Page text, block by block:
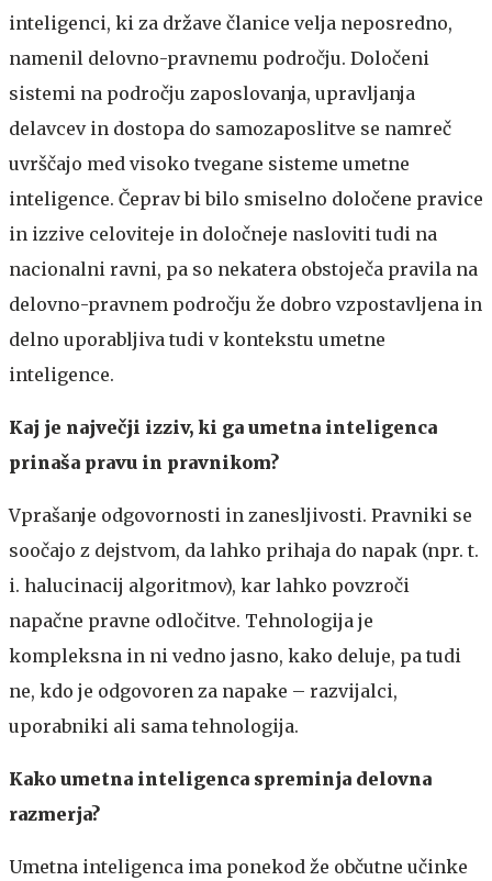
inteligenci, ki za države članice velja neposredno,
namenil delovno-pravnemu področju. Določeni
sistemi na področju zaposlovanja, upravljanja
delavcev in dostopa do samozaposlitve se namreč
uvrščajo med visoko tvegane sisteme umetne
inteligence. Čeprav bi bilo smiselno določene pravice
in izzive celoviteje in določneje nasloviti tudi na
nacionalni ravni, pa so nekatera obstoječa pravila na
delovno-pravnem področju že dobro vzpostavljena in
delno uporabljiva tudi v kontekstu umetne
inteligence.
Kaj je največji izziv, ki ga umetna inteligenca
prinaša pravu in pravnikom?
Vprašanje odgovornosti in zanesljivosti. Pravniki se
soočajo z dejstvom, da lahko prihaja do napak (npr. t.
i. halucinacij algoritmov), kar lahko povzroči
napačne pravne odločitve. Tehnologija je
kompleksna in ni vedno jasno, kako deluje, pa tudi
ne, kdo je odgovoren za napake – razvijalci,
uporabniki ali sama tehnologija.
Kako umetna inteligenca spreminja delovna
razmerja?
Umetna inteligenca ima ponekod že občutne učinke